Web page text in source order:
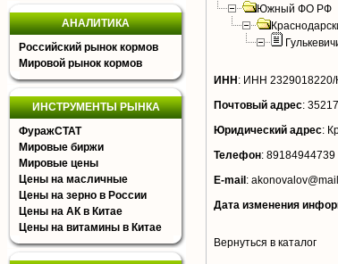
АНАЛИТИКА
Российский рынок кормов
Мировой рынок кормов
ИНСТРУМЕНТЫ РЫНКА
ФуражСТАТ
Мировые биржи
Мировые цены
Цены на масличные
Цены на зерно в России
Цены на АК в Китае
Цены на витамины в Китае
Южный ФО РФ
ИНН : ИНН
Почтовый адрес:
Юридический адрес:
Телефон: 89184944739
E-mail :
Дата изменения
Вернуться в каталог